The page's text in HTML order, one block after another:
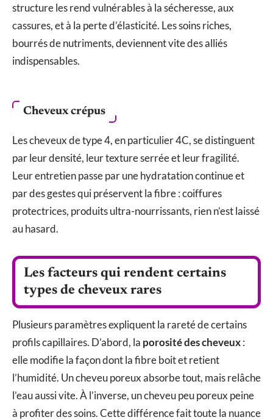
structure les rend vulnérables à la sécheresse, aux
cassures, et à la perte d’élasticité. Les soins riches,
bourrés de nutriments, deviennent vite des alliés
indispensables.
Cheveux crépus
Les cheveux de type 4, en particulier 4C, se distinguent
par leur densité, leur texture serrée et leur fragilité.
Leur entretien passe par une hydratation continue et
par des gestes qui préservent la fibre : coiffures
protectrices, produits ultra-nourrissants, rien n’est laissé
au hasard.
Les facteurs qui rendent certains
types de cheveux rares
Plusieurs paramètres expliquent la rareté de certains
profils capillaires. D’abord, la porosité des cheveux:
elle modifie la façon dont la fibre boit et retient
l’humidité. Un cheveu poreux absorbe tout, mais relâche
l’eau aussi vite. À l’inverse, un cheveu peu poreux peine
à profiter des soins. Cette différence fait toute la nuance